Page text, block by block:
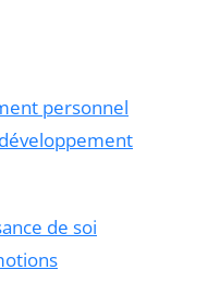
personnel
de soi